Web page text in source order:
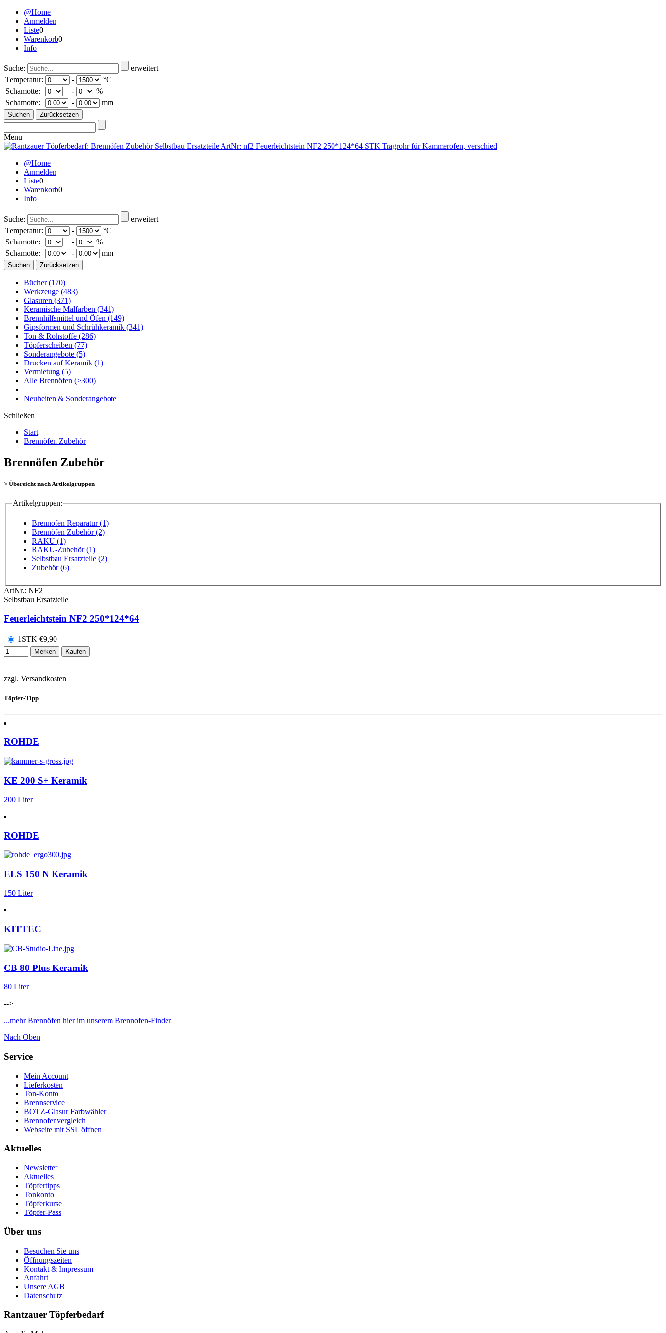
@Home
Anmelden
Liste0
Warenkorb0
Info
Suche:
erweitert
Temperatur:
-
°C
Schamotte:
-
%
Schamotte:
- mm
Menu
@Home
Anmelden
Liste0
Warenkorb0
Info
Suche:
erweitert
Temperatur:
-
°C
Schamotte:
-
%
Schamotte:
- mm
Bücher(170)
Werkzeuge (483)
Glasuren (371)
Keramische Malfarben (341)
Brennhilfsmittel und Öfen (149)
Gipsformen und Schrühkeramik (341)
Ton & Rohstoffe (286)
Töpferscheiben (77)
Sonderangebote (5)
Drucken auf Keramik (1)
Vermietung (5)
Alle Brennöfen (>300)
Neuheiten & Sonderangebote
Schließen
Start
Brennöfen Zubehör
Brennöfen Zubehör
> Übersicht nach Artikelgruppen
Artikelgruppen:
Brennofen Reparatur (1)
Brennöfen Zubehör (2)
RAKU (1)
RAKU-Zubehör (1)
Selbstbau Ersatzteile (2)
Zubehör (6)
ArtNr.: NF2
Selbstbau Ersatzteile
Feuerleichtstein NF2 250*124*64
1STK €9,90
Merken Kaufen
zzgl. Versandkosten
Töpfer-Tipp
ROHDE
KE 200 S+ Keramik
200 Liter
ROHDE
ELS 150 N Keramik
150 Liter
KITTEC
CB 80 Plus Keramik
80 Liter
-->
...mehr Brennöfen hier im unserem Brennofen-Finder
Nach Oben
Service
Mein Account
Lieferkosten
Ton-Konto
Brennservice
BOTZ-Glasur Farbwähler
Brennofenvergleich
Webseite mit SSL öffnen
Aktuelles
Newsletter
Aktuelles
Töpfertipps
Tonkonto
Töpferkurse
Töpfer-Pass
Über uns
Besuchen Sie uns
Öffnungszeiten
Kontakt & Impressum
Anfahrt
Unsere AGB
Datenschutz
Rantzauer Töpferbedarf